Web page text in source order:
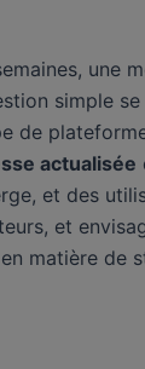
une
simple
de
actualisée
et des
et
matière de